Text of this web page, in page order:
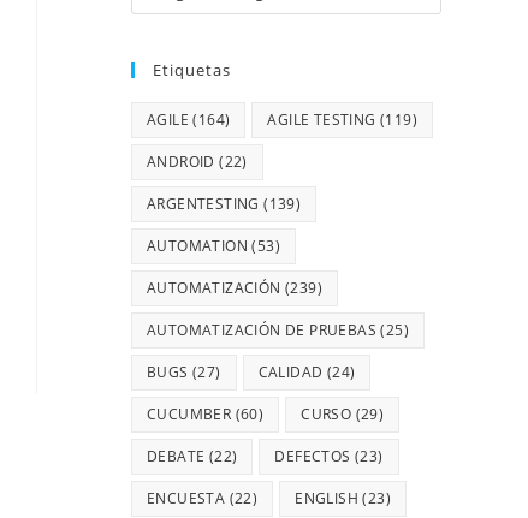
Etiquetas
AGILE (164) AGILE TESTING (119)
ANDROID (22)
ARGENTESTING (139)
AUTOMATION (53)
AUTOMATIZACIÓN (239)
AUTOMATIZACIÓN DE PRUEBAS (25)
BUGS (27) CALIDAD (24)
CUCUMBER (60) CURSO (29)
DEBATE (22) DEFECTOS (23)
ENCUESTA (22) ENGLISH (23)